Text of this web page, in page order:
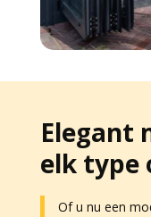
Elegant
elk type
Of u nu een